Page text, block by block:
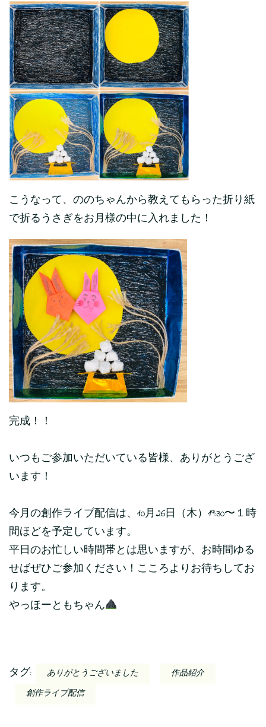
こうなって、ののちゃんから教えてもらった折り紙
で折るうさぎをお月様の中に入れました！
完成！！
いつもご参加いただいている皆様、ありがとうござ
います！
今月の創作ライブ配信は、10月26日（木）19:30〜１時
間ほどを予定しています。
平日のお忙しい時間帯とは思いますが、お時間ゆる
せばぜひご参加ください！こころよりお待ちしてお
ります。
やっほーともちゃん
タグ: ありがとうございました
作品紹介
創作ライブ配信